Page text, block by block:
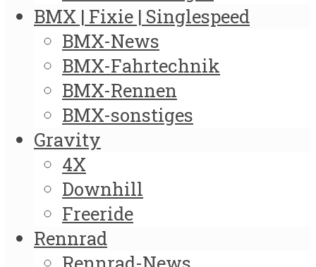
BMX | Fixie | Singlespeed
BMX-News
BMX-Fahrtechnik
BMX-Rennen
BMX-sonstiges
Gravity
4X
Downhill
Freeride
Rennrad